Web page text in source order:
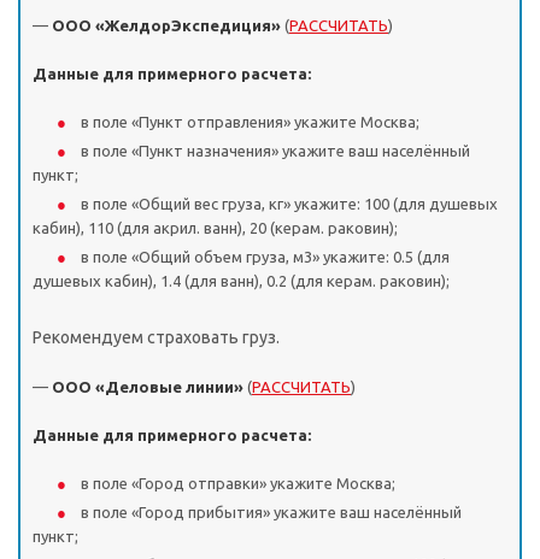
— ООО «ЖелдорЭкспедиция» (РАССЧИТАТЬ)
Данные для примерного расчета:
в поле «Пункт отправления» укажите Москва;
в поле «Пункт назначения» укажите ваш населённый
пункт;
в поле «Общий вес груза, кг» укажите: 100 (для душевых
кабин), 110 (для акрил. ванн), 20 (керам. раковин);
в поле «Общий объем груза, м3» укажите: 0.5 (для
душевых кабин), 1.4 (для ванн), 0.2 (для керам. раковин);
Рекомендуем страховать груз.
— ООО «Деловые линии» (РАССЧИТАТЬ)
Данные для примерного расчета:
в поле «Город отправки» укажите Москва;
в поле «Город прибытия» укажите ваш населённый
пункт;